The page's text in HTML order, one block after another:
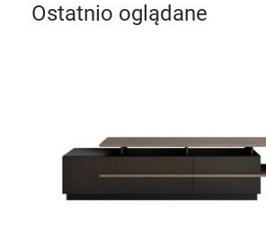
Ostatnio oglądane